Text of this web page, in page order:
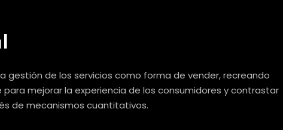
gestión de los servicios como forma de vender, recreando
mejorar la experiencia de los consumidores y contrastar
de mecanismos cuantitativos.